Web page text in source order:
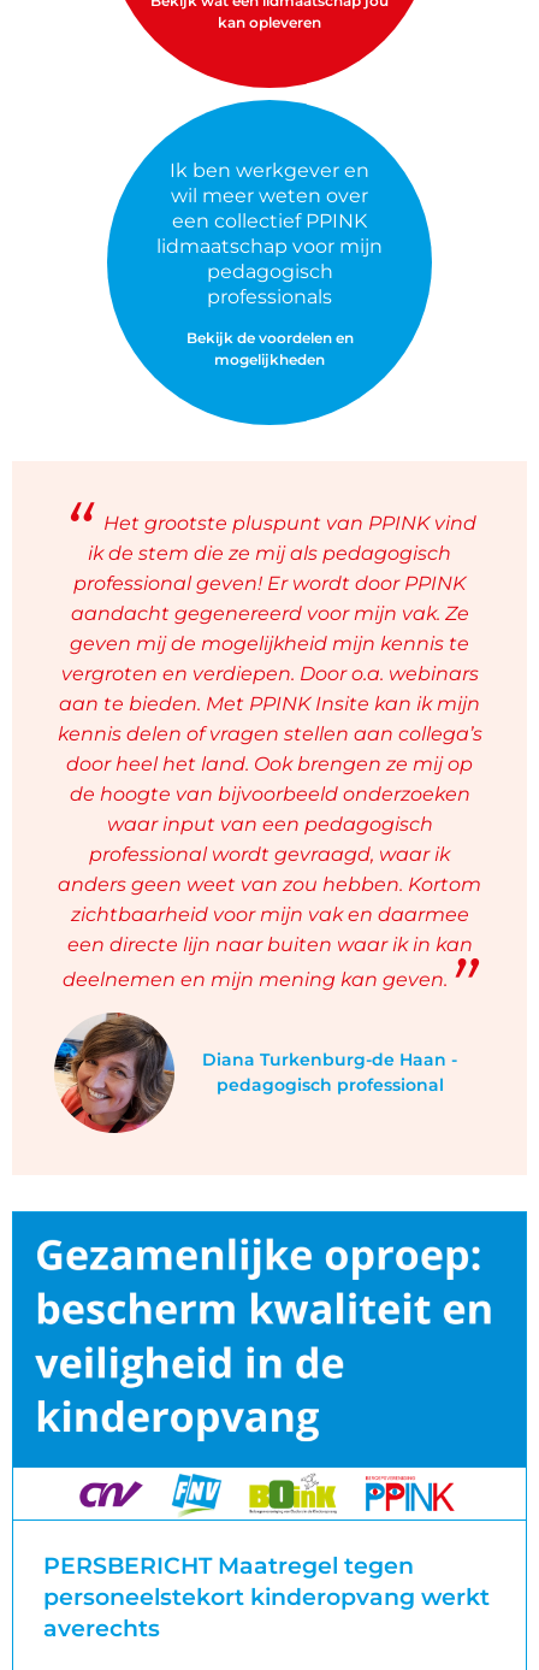
kan opleveren
Ik ben werkgever en
wil meer weten over
een collectief PPINK
lidmaatschap voor mijn
pedagogisch
professionals
Bekijk de voordelen en
mogelijkheden
Het grootste pluspunt van PPINK vind
ik de stem die ze mij als pedagogisch
professional geven! Er wordt door PPINK
aandacht gegenereerd voor mijn vak. Ze
geven mij de mogelijkheid mijn kennis te
vergroten en verdiepen. Door o.a. webinars
aan te bieden. Met PPINK Insite kan ik mijn
kennis delen of vragen stellen aan collega’s
door heel het land. Ook brengen ze mij op
de hoogte van bijvoorbeeld onderzoeken
waar input van een pedagogisch
professional wordt gevraagd, waar ik
anders geen weet van zou hebben. Kortom
zichtbaarheid voor mijn vak en daarmee
een directe lijn naar buiten waar ik in kan
deelnemen en mijn mening kan geven.
Diana Turkenburg-de Haan -
pedagogisch professional
PERSBERICHT Maatregel tegen
personeelstekort kinderopvang werkt
averechts